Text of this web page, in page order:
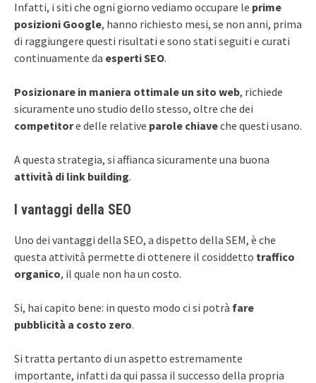
Infatti, i siti che ogni giorno vediamo occupare le prime
posizioni Google, hanno richiesto mesi, se non anni, prima
di raggiungere questi risultati e sono stati seguiti e curati
continuamente da esperti SEO.
Posizionare in maniera ottimale un sito web, richiede
sicuramente uno studio dello stesso, oltre che dei
competitore delle relative parole chiaveche questi usano.
A questa strategia, si affianca sicuramente una buona
attività di link building.
I vantaggi della SEO
Uno dei vantaggi della SEO, a dispetto della SEM, è che
questa attività permette di ottenere il cosiddetto traffico
organico, il quale non ha un costo.
Si, hai capito bene: in questo modo ci si potrà fare
pubblicità a costo zero.
Si tratta pertanto di un aspetto estremamente
importante, infatti da qui passa il successo della propria